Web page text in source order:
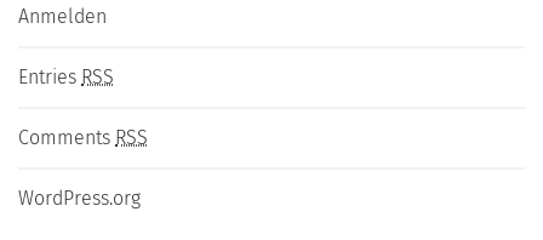
Anmelden
Entries RSS
Comments RSS
WordPress.org